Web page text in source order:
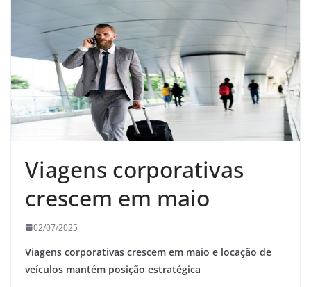
Viagens corporativas
crescem em maio
02/07/2025
Viagens corporativas crescem em maio e locação de
veículos mantém posição estratégica